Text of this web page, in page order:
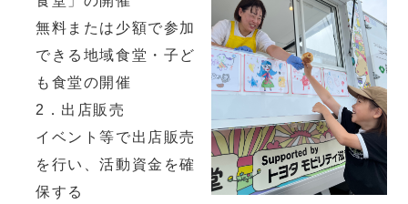
無料または少額で参加
できる地域食堂・子ど
も食堂の開催
2．出店販売
イベント等で出店販売
を行い、活動資金を確
保する